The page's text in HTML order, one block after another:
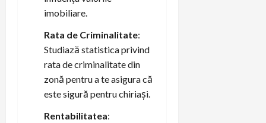
imobiliare.
Rata de Criminalitate:
Studiază statistica privind
rata de criminalitate din
zonă pentru a te asigura că
este sigură pentru chiriași.
Rentabilitatea: